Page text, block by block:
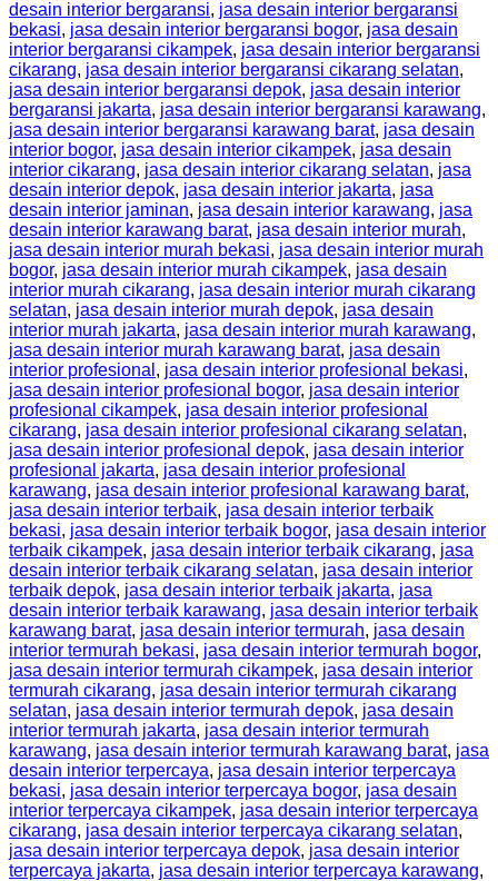
desain interior bergaransi, jasa desain interior bergaransi
bekasi, jasa desain interior bergaransi bogor, jasa desain
interior bergaransi cikampek, jasa desain interior bergaransi
cikarang, jasa desain interior bergaransi cikarang selatan,
jasa desain interior bergaransi depok, jasa desain interior
bergaransi jakarta, jasa desain interior bergaransi karawang,
jasa desain interior bergaransi karawang barat, jasa desain
interior bogor, jasa desain interior cikampek, jasa desain
interior cikarang, jasa desain interior cikarang selatan, jasa
desain interior depok, jasa desain interior jakarta, jasa
desain interior jaminan, jasa desain interior karawang, jasa
desain interior karawang barat, jasa desain interior murah,
jasa desain interior murah bekasi, jasa desain interior murah
bogor, jasa desain interior murah cikampek, jasa desain
interior murah cikarang, jasa desain interior murah cikarang
selatan, jasa desain interior murah depok, jasa desain
interior murah jakarta, jasa desain interior murah karawang,
jasa desain interior murah karawang barat, jasa desain
interior profesional , jasa desain interior profesional bekasi,
jasa desain interior profesional bogor, jasa desain interior
profesional cikampek, jasa desain interior profesional
cikarang, jasa desain interior profesional cikarang selatan,
jasa desain interior profesional depok, jasa desain interior
profesional jakarta, jasa desain interior profesional
karawang, jasa desain interior profesional karawang barat,
jasa desain interior terbaik, jasa desain interior terbaik
bekasi, jasa desain interior terbaik bogor, jasa desain interior
terbaik cikampek, jasa desain interior terbaik cikarang, jasa
desain interior terbaik cikarang selatan, jasa desain interior
terbaik depok, jasa desain interior terbaik jakarta, jasa
desain interior terbaik karawang, jasa desain interior terbaik
karawang barat, jasa desain interior termurah, jasa desain
interior termurah bekasi, jasa desain interior termurah bogor,
jasa desain interior termurah cikampek, jasa desain interior
termurah cikarang, jasa desain interior termurah cikarang
selatan, jasa desain interior termurah depok, jasa desain
interior termurah jakarta, jasa desain interior termurah
karawang, jasa desain interior termurah karawang barat, jasa
desain interior terpercaya, jasa desain interior terpercaya
bekasi, jasa desain interior terpercaya bogor, jasa desain
interior terpercaya cikampek, jasa desain interior terpercaya
cikarang, jasa desain interior terpercaya cikarang selatan,
jasa desain interior terpercaya depok, jasa desain interior
terpercaya jakarta, jasa desain interior terpercaya karawang,